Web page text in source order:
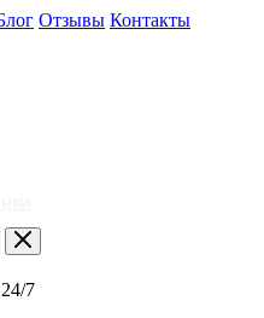
Отзывы Контакты
7